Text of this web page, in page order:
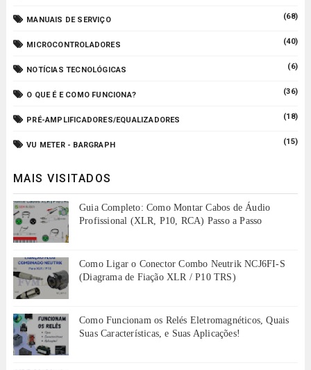
MANUAIS DE SERVIÇO (68)
MICROCONTROLADORES (40)
NOTÍCIAS TECNOLÓGICAS (6)
O QUE É E COMO FUNCIONA? (36)
PRÉ-AMPLIFICADORES/EQUALIZADORES (18)
VU METER - BARGRAPH (15)
MAIS VISITADOS
Guia Completo: Como Montar Cabos de Áudio
Profissional (XLR, P10, RCA) Passo a Passo
Como Ligar o Conector Combo Neutrik NCJ6FI-S
(Diagrama de Fiação XLR / P10 TRS)
Como Funcionam os Relés Eletromagnéticos, Quais
Suas Características, e Suas Aplicações!